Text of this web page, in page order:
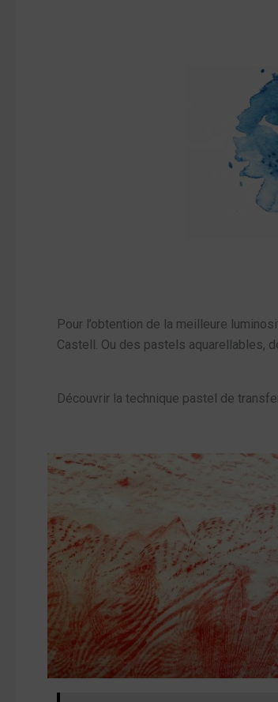
Pour l’obtention de la meilleure
Castell. Ou des pastels aquarellables,
Découvrir la technique pastel de